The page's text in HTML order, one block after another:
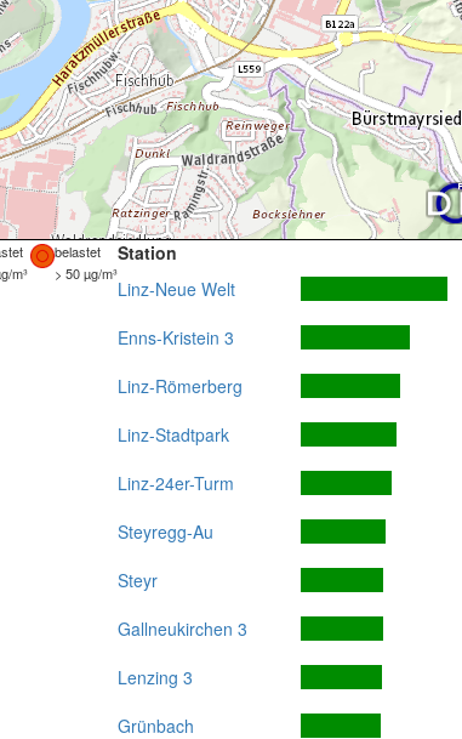
belastet
m³ > 50 µg/m³
Station
Linz-Neue Welt
Enns-Kristein 3
Linz-Römerberg
Linz-Stadtpark
Linz-24er-Turm
Steyregg-Au
Steyr
Gallneukirchen 3
Lenzing 3
Grünbach